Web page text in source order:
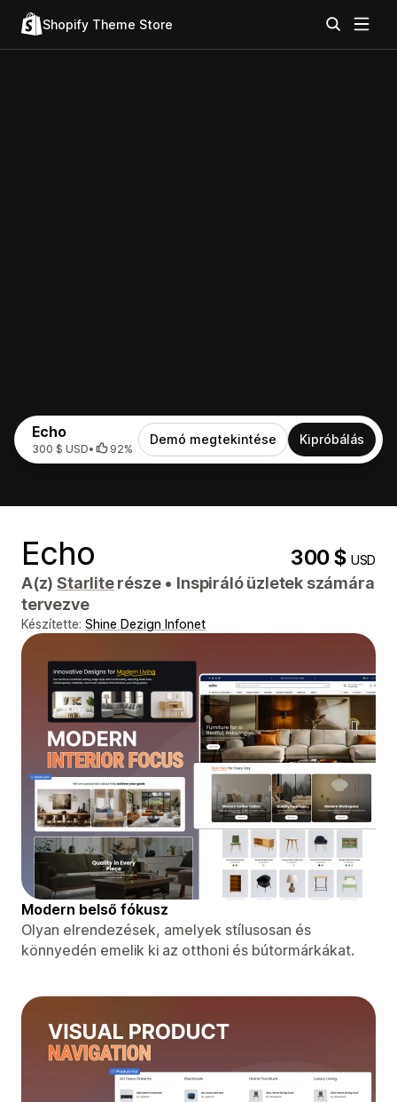
Shopify Theme Store
Echo
300 $ USD• 92%
Demó megtekintése Kipróbálás
Echo 300 $USD
A(z)Starliterésze • Inspiráló üzletek számára
tervezve
Készítette: Shine Dezign Infonet
Modern belső fókusz
Olyan elrendezések, amelyek stílusosan és
könnyedén emelik ki az otthoni és bútormárkákat.